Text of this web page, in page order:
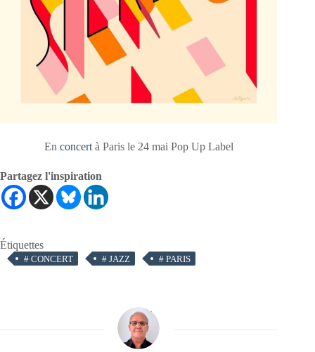
En concertà Paris le 24 mai Pop Up Label
Partagez l'inspiration
Étiquettes
# CONCERT # JAZZ # PARIS